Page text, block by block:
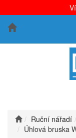
Ruční nářadí
Úhlová bruska